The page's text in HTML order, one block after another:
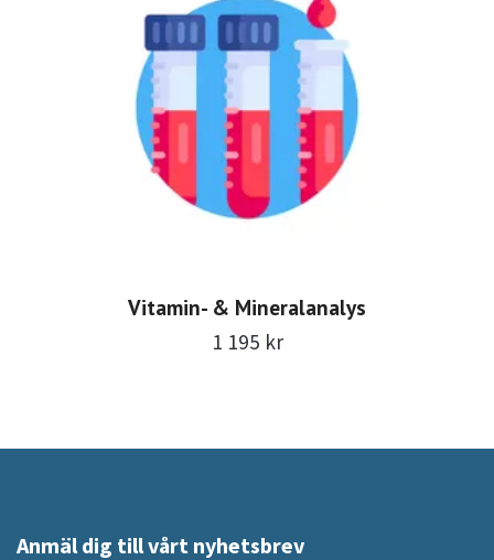
Vitamin- & Mineralanalys
1 195 kr
Anmäl dig till vårt nyhetsbrev